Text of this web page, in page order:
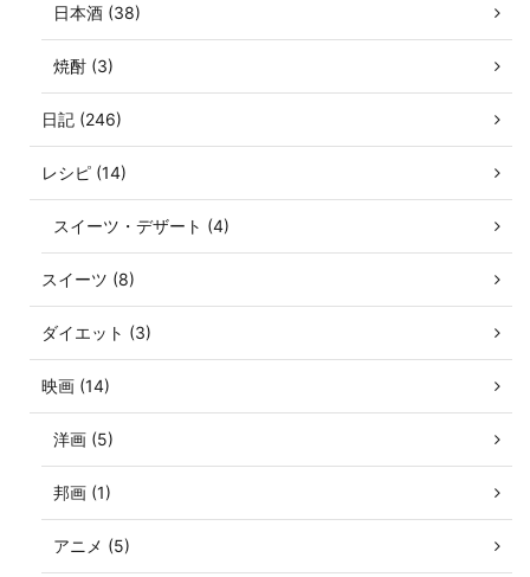
日本酒 (38)
焼酎 (3)
日記 (246)
レシピ (14)
スイーツ・デザート (4)
スイーツ (8)
ダイエット (3)
映画 (14)
洋画 (5)
邦画 (1)
アニメ (5)